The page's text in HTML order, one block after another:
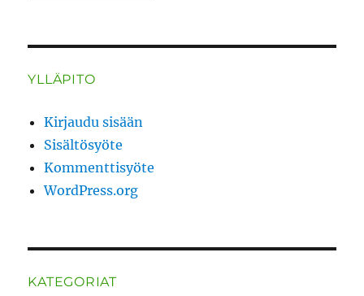
YLLÄPITO
Kirjaudu sisään
Sisältösyöte
Kommenttisyöte
WordPress.org
KATEGORIAT